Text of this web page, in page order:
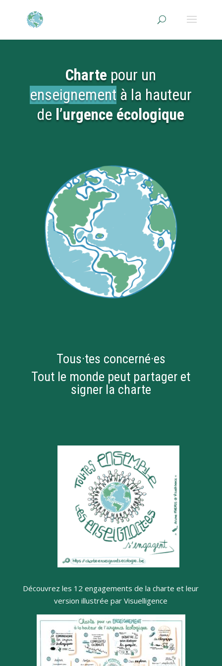
Charte pour un
enseignement à la hauteur
de l’urgence écologique
Tous·tes concerné·es
Tout le monde peut partager et
signer la charte
Découvrez les 12 engagements de la charte et leur
version illustrée par Visuelligence